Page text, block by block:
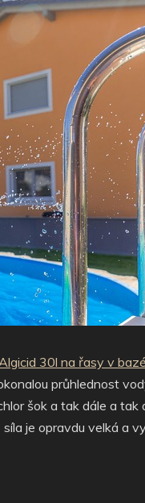
30l na řasy v
průhlednost
šok a tak dále a
je opravdu velká a